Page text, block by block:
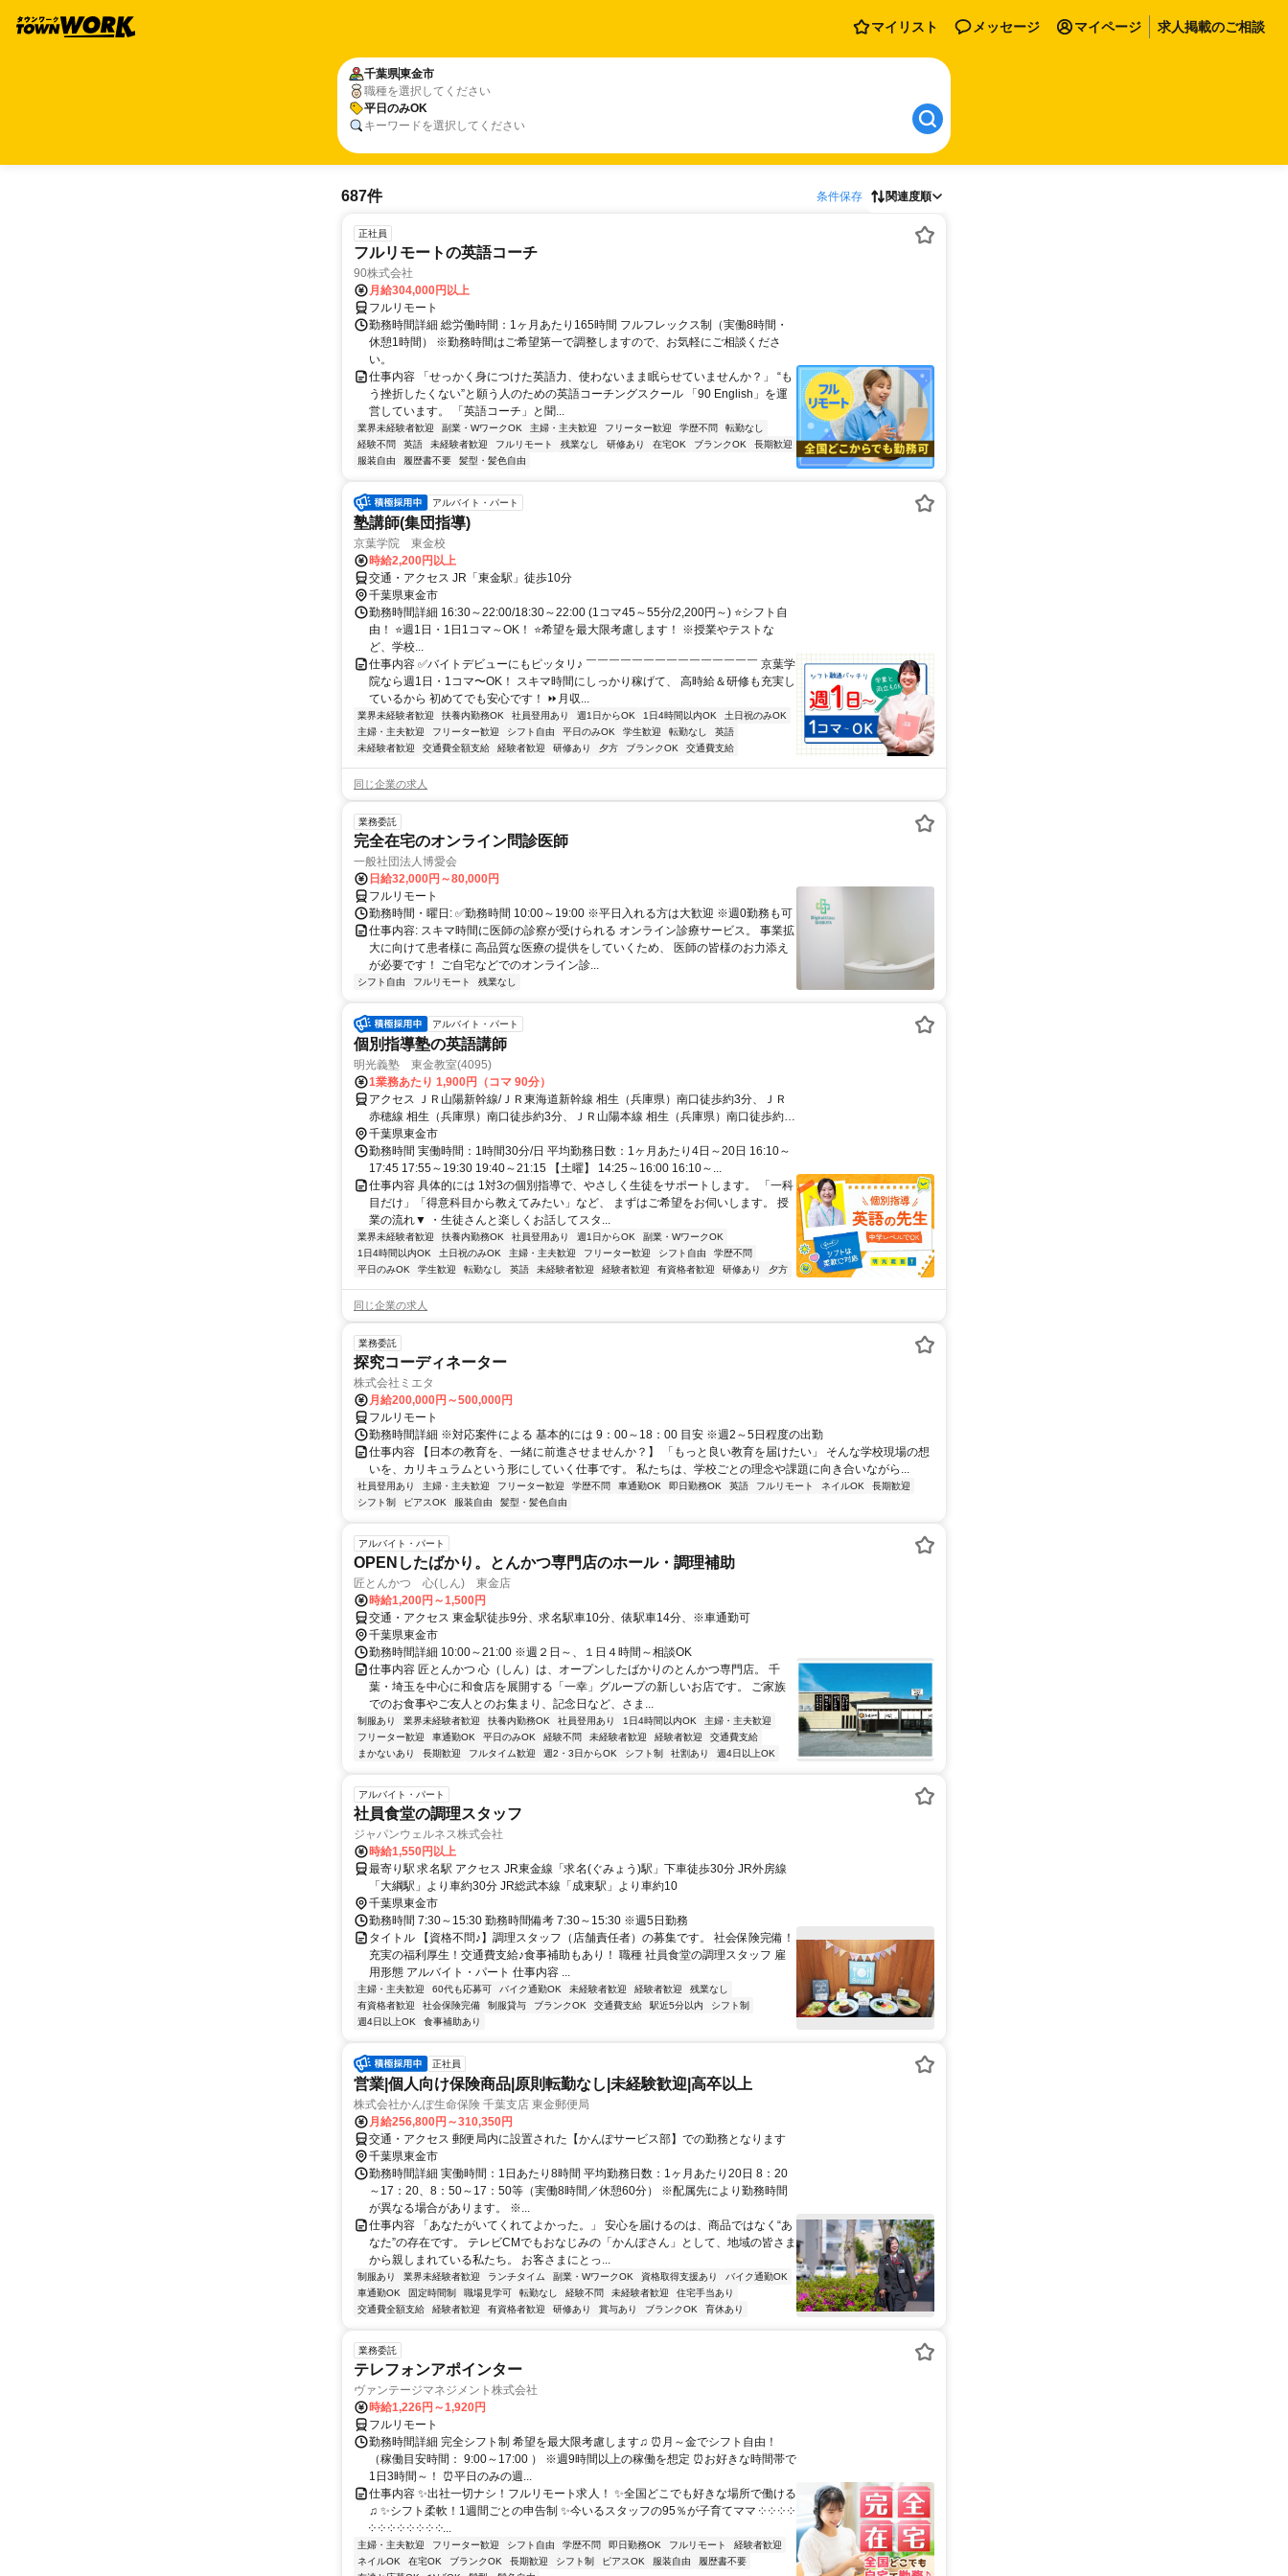
マイリスト メッセージ マイページ 求人掲載のご相談
千葉県東金市
職種を選択してください
平日のみOK
キーワードを選択してください
687件 条件保存 関連度順
正社員
フルリモートの英語コーチ
90株式会社
月給304,000円以上
フルリモート
勤務時間詳細 総労働時間：1ヶ月あたり165時間 フルフレックス制（実働8時間・
休憩1時間） ※勤務時間はご希望第一で調整しますので、お気軽にご相談くださ
い。
仕事内容 「せっかく身につけた英語力、使わないまま眠らせていませんか？」 “も
う挫折したくない”と願う人のための英語コーチングスクール 「90 English」を運
営しています。 「英語コーチ」と聞...
業界未経験者歓迎 副業・WワークOK 主婦・主夫歓迎 フリーター歓迎 学歴不問
転勤なし
経験不問
英語 未経験者歓迎 フルリモート 残業なし 研修あり 在宅OK ブランクOK
長期歓迎
服装自由
履歴書不要 髪型・髪色自由
アルバイト・パート
塾講師(集団指導)
京葉学院 東金校
時給2,200円以上
交通・アクセス JR「東金駅」徒歩10分
千葉県東金市
勤務時間詳細 16:30～22:00/18:30～22:00 (1コマ45～55分/2,200円～) ⭐シフト自
由！ ⭐週1日・1日1コマ～OK！ ⭐希望を最大限考慮します！ ※授業やテストな
ど、学校...
仕事内容 ✅バイトデビューにもピッタリ♪ ￣￣￣￣￣￣￣￣￣￣￣￣￣￣￣ 京葉学
院なら週1日・1コマ〜OK！ スキマ時間にしっかり稼げて、 高時給＆研修も充実し
ているから 初めてでも安心です！ ⏩月収...
業界未経験者歓迎 扶養内勤務OK 社員登用あり 週1日からOK 1日4時間以内OK
土日祝のみOK
主婦・主夫歓迎
フリーター歓迎 シフト自由 平日のみOK 学生歓迎 転勤なし
英語
未経験者歓迎
交通費全額支給 経験者歓迎 研修あり 夕方 ブランクOK 交通費支給
同じ企業の求人
業務委託
完全在宅のオンライン問診医師
一般社団法人博愛会
日給32,000円～80,000円
フルリモート
勤務時間・曜日: ✅勤務時間 10:00～19:00 ※平日入れる方は大歓迎 ※週0勤務も可
仕事内容: スキマ時間に医師の診察が受けられる オンライン診療サービス。 事業拡
大に向けて患者様に 高品質な医療の提供をしていくため、 医師の皆様のお力添え
が必要です！ ご自宅などでのオンライン診...
シフト自由 フルリモート 残業なし
アルバイト・パート
個別指導塾の英語講師
明光義塾 東金教室(4095)
1業務あたり 1,900円（コマ 90分）
アクセス ＪＲ山陽新幹線/ＪＲ東海道新幹線 相生（兵庫県）南口徒歩約3分、ＪＲ
赤穂線 相生（兵庫県）南口徒歩約3分、ＪＲ山陽本線 相生（兵庫県）南口徒歩約3
分 東金駅徒歩8分
千葉県東金市
勤務時間 実働時間：1時間30分/日 平均勤務日数：1ヶ月あたり4日～20日 16:10～
17:45 17:55～19:30 19:40～21:15 【土曜】 14:25～16:00 16:10～...
仕事内容 具体的には 1対3の個別指導で、やさしく生徒をサポートします。 「一科
目だけ」「得意科目から教えてみたい」など、 まずはご希望をお伺いします。 授
業の流れ▼ ・生徒さんと楽しくお話してスタ...
業界未経験者歓迎 扶養内勤務OK 社員登用あり 週1日からOK
副業・WワークOK
1日4時間以内OK
土日祝のみOK 主婦・主夫歓迎 フリーター歓迎 シフト自由
学歴不問
平日のみOK
学生歓迎 転勤なし 英語 未経験者歓迎 経験者歓迎 有資格者歓迎 研修あり 夕方
同じ企業の求人
業務委託
探究コーディネーター
株式会社ミエタ
月給200,000円～500,000円
フルリモート
勤務時間詳細 ※対応案件による 基本的には 9：00～18：00 目安 ※週2～5日程度の出勤
仕事内容 【日本の教育を、一緒に前進させませんか？】 「もっと良い教育を届けたい」 そんな学校現場の想
いを、カリキュラムという形にしていく仕事です。 私たちは、学校ごとの理念や課題に向き合いながら...
社員登用あり 主婦・主夫歓迎 フリーター歓迎 学歴不問 車通勤OK 即日勤務OK 英語 フルリモート ネイルOK
長期歓迎
シフト制
ピアスOK 服装自由 髪型・髪色自由
アルバイト・パート
OPENしたばかり。とんかつ専門店のホール・調理補助
匠とんかつ 心(しん) 東金店
時給1,200円～1,500円
交通・アクセス 東金駅徒歩9分、求名駅車10分、俵駅車14分、※車通勤可
千葉県東金市
勤務時間詳細 10:00～21:00 ※週２日～、１日４時間～相談OK
仕事内容 匠とんかつ 心（しん）は、オープンしたばかりのとんかつ専門店。 千
葉・埼玉を中心に和食店を展開する「一幸」グループの新しいお店です。 ご家族
でのお食事やご友人とのお集まり、記念日など、さま...
制服あり 業界未経験者歓迎 扶養内勤務OK 社員登用あり 1日4時間以内OK
主婦・主夫歓迎
フリーター歓迎
車通勤OK 平日のみOK 経験不問 未経験者歓迎 経験者歓迎
交通費支給
まかないあり
長期歓迎 フルタイム歓迎 週2・3日からOK シフト制 社割あり 週4日以上OK
アルバイト・パート
社員食堂の調理スタッフ
ジャパンウェルネス株式会社
時給1,550円以上
最寄り駅 求名駅 アクセス JR東金線「求名(ぐみょう)駅」下車徒歩30分 JR外房線
「大綱駅」より車約30分 JR総武本線「成東駅」より車約10
千葉県東金市
勤務時間 7:30～15:30 勤務時間備考 7:30～15:30 ※週5日勤務
タイトル 【資格不問♪】調理スタッフ（店舗責任者）の募集です。 社会保険完備！
充実の福利厚生！交通費支給♪食事補助もあり！ 職種 社員食堂の調理スタッフ 雇
用形態 アルバイト・パート 仕事内容 ...
主婦・主夫歓迎 60代も応募可 バイク通勤OK 未経験者歓迎 経験者歓迎
残業なし
有資格者歓迎
社会保険完備 制服貸与 ブランクOK 交通費支給 駅近5分以内
シフト制
週4日以上OK
食事補助あり
正社員
営業|個人向け保険商品|原則転勤なし|未経験歓迎|高卒以上
株式会社かんぽ生命保険 千葉支店 東金郵便局
月給256,800円～310,350円
交通・アクセス 郵便局内に設置された【かんぽサービス部】での勤務となります
千葉県東金市
勤務時間詳細 実働時間：1日あたり8時間 平均勤務日数：1ヶ月あたり20日 8：20
～17：20、8：50～17：50等（実働8時間／休憩60分） ※配属先により勤務時間
が異なる場合があります。 ※...
仕事内容 「あなたがいてくれてよかった。」 安心を届けるのは、商品ではなく“あ
なた”の存在です。 テレビCMでもおなじみの「かんぽさん」として、地域の皆さま
から親しまれている私たち。 お客さまにとっ...
制服あり 業界未経験者歓迎 ランチタイム 副業・WワークOK 資格取得支援あり
バイク通勤OK
車通勤OK
固定時間制 職場見学可 転勤なし 経験不問 未経験者歓迎
住宅手当あり
交通費全額支給
経験者歓迎 有資格者歓迎 研修あり 賞与あり ブランクOK 育休あり
業務委託
テレフォンアポインター
ヴァンテージマネジメント株式会社
時給1,226円～1,920円
フルリモート
勤務時間詳細 完全シフト制 希望を最大限考慮します♫ ⏰月～金でシフト自由！
（稼働目安時間： 9:00～17:00 ） ※週9時間以上の稼働を想定 ⏰お好きな時間帯で
1日3時間～！ ⏰平日のみの週...
仕事内容 ✨出社一切ナシ！フルリモート求人！ ✨全国どこでも好きな場所で働ける
♫ ✨シフト柔軟！1週間ごとの申告制 ✨今いるスタッフの95％が子育てママ ༶ ༶ ༶ ༶
༶ ༶ ༶ ༶ ༶ ༶ ༶ ༶...
主婦・主夫歓迎 フリーター歓迎 シフト自由 学歴不問 即日勤務OK フルリモート
経験者歓迎
ネイルOK
在宅OK ブランクOK 長期歓迎 シフト制 ピアスOK 服装自由
履歴書不要